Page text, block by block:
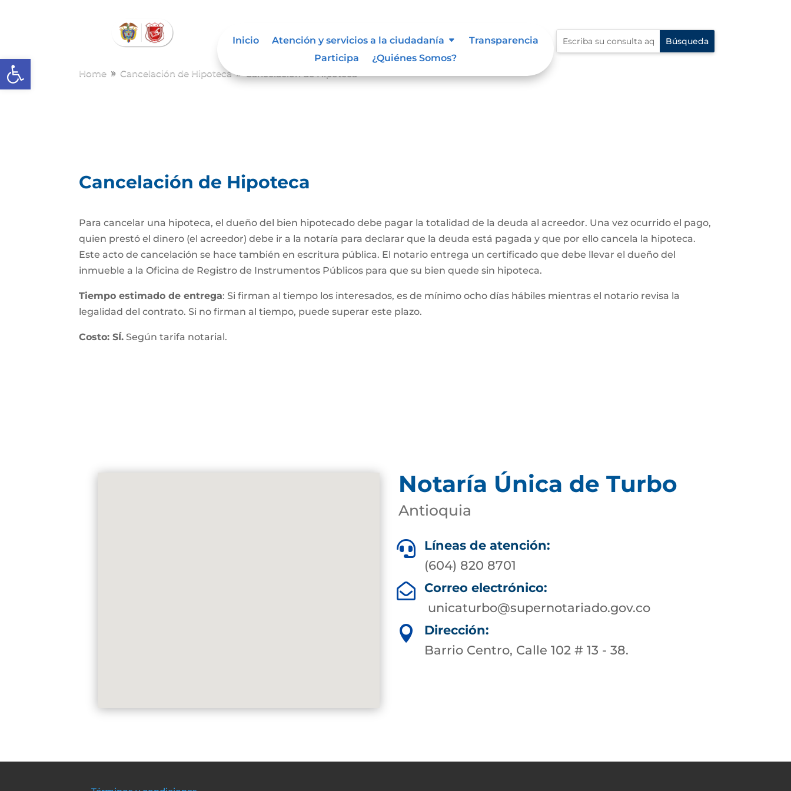
Abrir barra de herramientas
Inicio Atención y servicios a la ciudadanía
Transparencia
Participa
¿Quiénes Somos?
Home 9 Cancelación de Hipoteca 9
Cancelación de Hipoteca
Para cancelar una hipoteca, el dueño del bien hipotecado debe pagar la totalidad de la deuda al acreedor. Una vez ocurrido el pago,
quien prestó el dinero (el acreedor) debe ir a la notaría para declarar que la deuda está pagada y que por ello cancela la hipoteca.
Este acto de cancelación se hace también en escritura pública. El notario entrega un certificado que debe llevar el dueño del
inmueble a la Oficina de Registro de Instrumentos Públicos para que su bien quede sin hipoteca.
Tiempo estimado de entrega: Si firman al tiempo los interesados, es de mínimo ocho días hábiles mientras el notario revisa la
legalidad del contrato. Si no firman al tiempo, puede superar este plazo.
Costo: SÍ. Según tarifa notarial.
Notaría Única de Turbo
Antioquia

Líneas de atención:
(604) 820 8701

Correo electrónico:
unicaturbo@supernotariado.gov.co

Dirección:
Barrio Centro, Calle 102 # 13 - 38.